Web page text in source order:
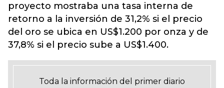
proyecto mostraba una tasa interna de
retorno a la inversión de 31,2% si el precio
del oro se ubica en US$1.200 por onza y de
37,8% si el precio sube a US$1.400.
Toda la información del primer diario